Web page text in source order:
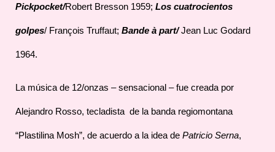
Pickpocket/Robert Bresson 1959; Los cuatrocientos
golpes/ François Truffaut; Bande à part/Jean Luc Godard
1964.
La música de 12/onzas – sensacional – fue creada por
Alejandro Rosso, tecladista de la banda regiomontana
“Plastilina Mosh”, de acuerdo a la idea de Patricio Serna,